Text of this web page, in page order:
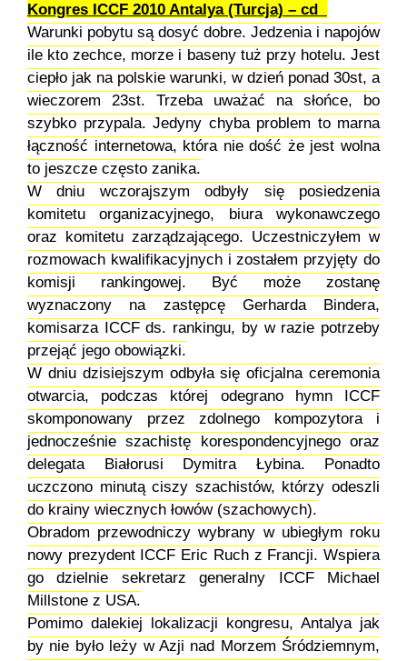
Kongres ICCF 2010 Antalya (Turcja) – cd
Warunki pobytu są dosyć dobre. Jedzenia i napojów
ile kto zechce, morze i baseny tuż przy hotelu. Jest
ciepło jak na polskie warunki, w dzień ponad 30st, a
wieczorem 23st. Trzeba uważać na słońce, bo
szybko przypala. Jedyny chyba problem to marna
łączność internetowa, która nie dość że jest wolna
to jeszcze często zanika.
W dniu wczorajszym odbyły się posiedzenia
komitetu organizacyjnego, biura wykonawczego
oraz komitetu zarządzającego. Uczestniczyłem w
rozmowach kwalifikacyjnych i zostałem przyjęty do
komisji rankingowej. Być może zostanę
wyznaczony na zastępcę Gerharda Bindera,
komisarza ICCF ds. rankingu, by w razie potrzeby
przejąć jego obowiązki.
W dniu dzisiejszym odbyła się oficjalna ceremonia
otwarcia, podczas której odegrano hymn ICCF
skomponowany przez zdolnego kompozytora i
jednocześnie szachistę korespondencyjnego oraz
delegata Białorusi Dymitra Łybina. Ponadto
uczczono minutą ciszy szachistów, którzy odeszli
do krainy wiecznych łowów (szachowych).
Obradom przewodniczy wybrany w ubiegłym roku
nowy prezydent ICCF Eric Ruch z Francji. Wspiera
go dzielnie sekretarz generalny ICCF Michael
Millstone z USA.
Pomimo dalekiej lokalizacji kongresu, Antalya jak
by nie było leży w Azji nad Morzem Śródziemnym,